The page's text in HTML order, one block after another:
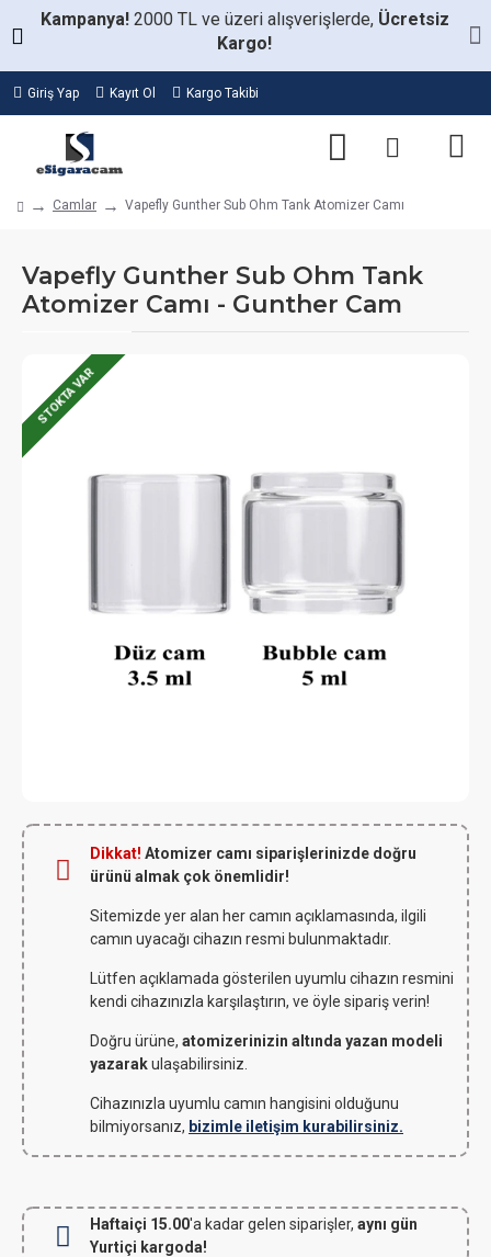
Kampanya! 2000 TL ve üzeri alışverişlerde, Ücretsiz
Kargo!
Giriş Yap Kayıt Ol Kargo Takibi
Camlar Vapefly Gunther Sub Ohm Tank Atomizer Camı
Vapefly Gunther Sub Ohm Tank
Atomizer Camı - Gunther Cam
STOKTA VAR
Dikkat! Atomizer camı siparişlerinizde doğru
ürünü almak çok önemlidir!
Sitemizde yer alan her camın açıklamasında, ilgili
camın uyacağı cihazın resmi bulunmaktadır.
Lütfen açıklamada gösterilen uyumlu cihazın resmini
kendi cihazınızla karşılaştırın, ve öyle sipariş verin!
Doğru ürüne, atomizerinizin altında yazan modeli
yazarakulaşabilirsiniz.
Cihazınızla uyumlu camın hangisini olduğunu
bilmiyorsanız, bizimle iletişim kurabilirsiniz.
Haftaiçi 15.00'a kadar gelen siparişler, aynı gün
Yurtiçi kargoda!